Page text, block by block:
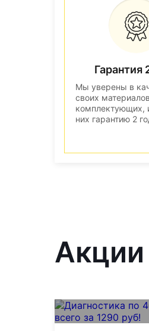
Гарантия
Мы уверены в
своих
комплектующих,
них гарантию 2
Акции